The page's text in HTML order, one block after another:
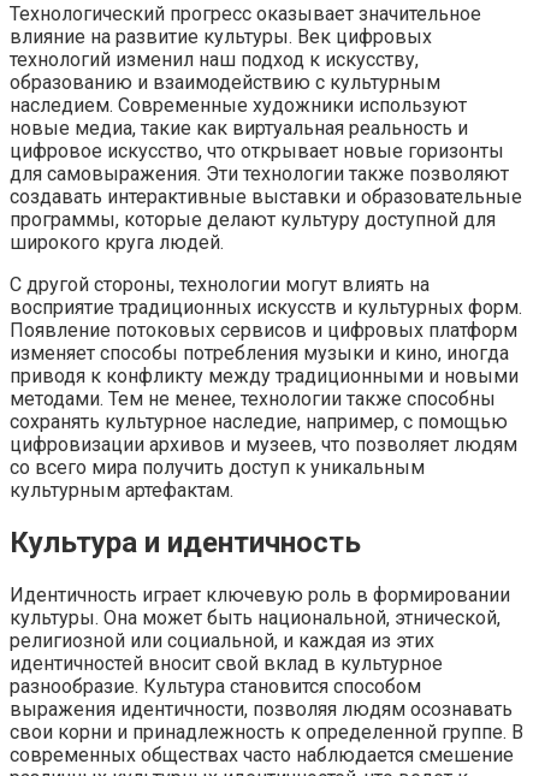
Технологический прогресс оказывает значительное
влияние на развитие культуры. Век цифровых
технологий изменил наш подход к искусству,
образованию и взаимодействию с культурным
наследием. Современные художники используют
новые медиа, такие как виртуальная реальность и
цифровое искусство, что открывает новые горизонты
для самовыражения. Эти технологии также позволяют
создавать интерактивные выставки и образовательные
программы, которые делают культуру доступной для
широкого круга людей.
С другой стороны, технологии могут влиять на
восприятие традиционных искусств и культурных форм.
Появление потоковых сервисов и цифровых платформ
изменяет способы потребления музыки и кино, иногда
приводя к конфликту между традиционными и новыми
методами. Тем не менее, технологии также способны
сохранять культурное наследие, например, с помощью
цифровизации архивов и музеев, что позволяет людям
со всего мира получить доступ к уникальным
культурным артефактам.
Культура и идентичность
Идентичность играет ключевую роль в формировании
культуры. Она может быть национальной, этнической,
религиозной или социальной, и каждая из этих
идентичностей вносит свой вклад в культурное
разнообразие. Культура становится способом
выражения идентичности, позволяя людям осознавать
свои корни и принадлежность к определенной группе. В
современных обществах часто наблюдается смешение